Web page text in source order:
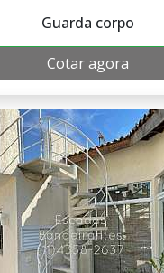
Guarda corpo
Cotar agora